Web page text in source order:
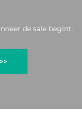
de sale begint.